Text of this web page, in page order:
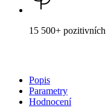
15 500+ pozitivních
Popis
Parametry
Hodnocení